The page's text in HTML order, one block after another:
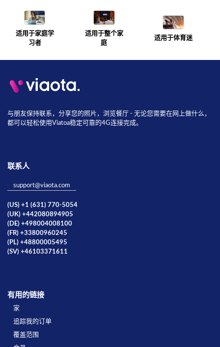
适用于家庭学
习者
适用于整个家
庭
适用于体育迷
与朋友保持联系，分享您的照片，浏览餐厅 - 无论您需要在网上做什么，
都可以轻松使用Viatoa稳定可靠的4G连接完成。
联系人
support@viaota.com
(US) +1 (631) 770-5054
(UK) +442080894905
(DE) +498004008100
(FR) +33800960245
(PL) +48800005495
(SV) +46103371611
有用的链接
家
追踪我的订单
覆盖范围